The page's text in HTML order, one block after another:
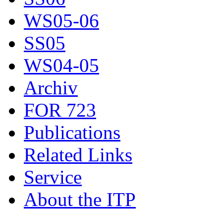
WS05-06
SS05
WS04-05
Archiv
FOR 723
Publications
Related Links
Service
About the ITP